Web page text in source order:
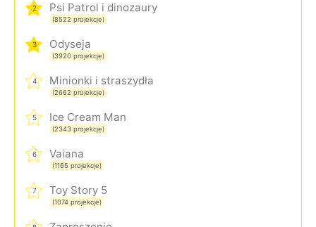
2 Psi Patrol i dinozaury
(8522 projekcje)
3 Odyseja
(3920 projekcje)
4 Minionki i straszydła
(2662 projekcje)
5 Ice Cream Man
(2343 projekcje)
6 Vaiana
(1165 projekcje)
7 Toy Story 5
(1074 projekcje)